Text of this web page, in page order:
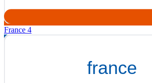
France 4